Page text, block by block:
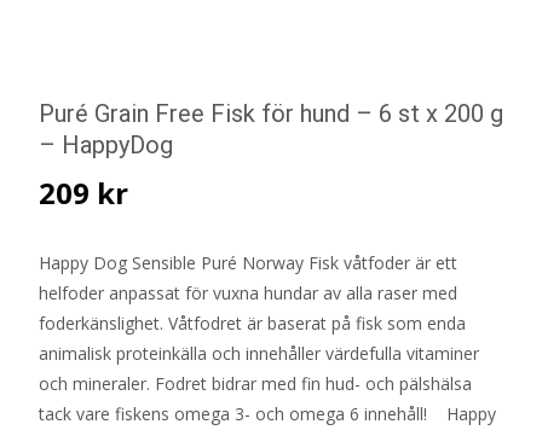
Puré Grain Free Fisk för hund – 6 st x 200 g
– HappyDog
209 kr
Happy Dog Sensible Puré Norway Fisk våtfoder är ett
helfoder anpassat för vuxna hundar av alla raser med
foderkänslighet. Våtfodret är baserat på fisk som enda
animalisk proteinkälla och innehåller värdefulla vitaminer
och mineraler. Fodret bidrar med fin hud- och pälshälsa
tack vare fiskens omega 3- och omega 6 innehåll! Happy